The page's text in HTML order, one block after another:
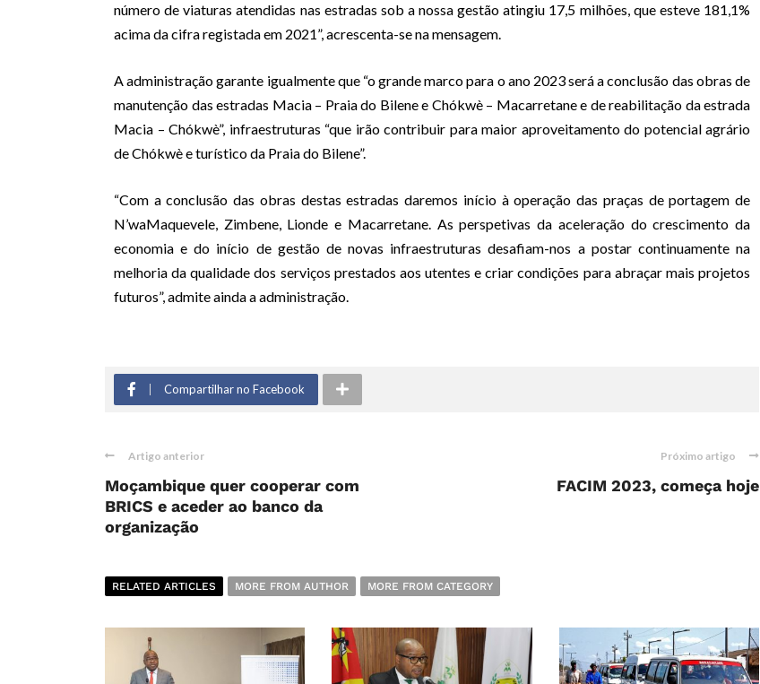
número de viaturas atendidas nas estradas sob a nossa gestão atingiu 17,5 milhões, que esteve 181,1%
acima da cifra registada em 2021”, acrescenta-se na mensagem.
A administração garante igualmente que “o grande marco para o ano 2023 será a conclusão das obras de
manutenção das estradas Macia – Praia do Bilene e Chókwè – Macarretane e de reabilitação da estrada
Macia – Chókwè”, infraestruturas “que irão contribuir para maior aproveitamento do potencial agrário
de Chókwè e turístico da Praia do Bilene”.
“Com a conclusão das obras destas estradas daremos início à operação das praças de portagem de
N’waMaquevele, Zimbene, Lionde e Macarretane. As perspetivas da aceleração do crescimento da
economia e do início de gestão de novas infraestruturas desafiam-nos a postar continuamente na
melhoria da qualidade dos serviços prestados aos utentes e criar condições para abraçar mais projetos
futuros”, admite ainda a administração.
Compartilhar no Facebook
Artigo anterior
Moçambique quer cooperar com
BRICS e aceder ao banco da
organização
Próximo artigo
FACIM 2023, começa hoje
RELATED ARTICLES MORE FROM AUTHOR MORE FROM CATEGORY